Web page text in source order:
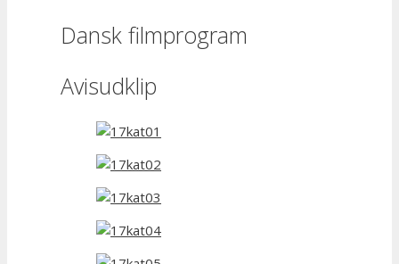
Dansk filmprogram
Avisudklip